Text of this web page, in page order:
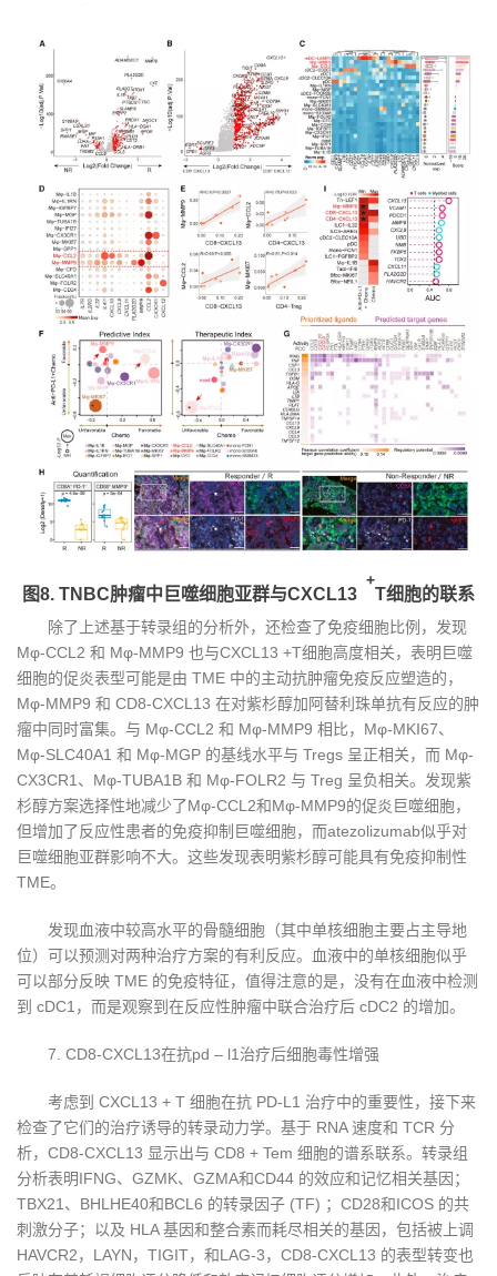
图8. TNBC肿瘤中巨噬细胞亚群与CXCL13
+
T细胞的联系
除了上述基于转录组的分析外，还检查了免疫细胞比例，发现
Mφ-CCL2 和 Mφ-MMP9 也与CXCL13 +T细胞高度相关，表明巨噬
细胞的促炎表型可能是由 TME 中的主动抗肿瘤免疫反应塑造的，
Mφ-MMP9 和 CD8-CXCL13 在对紫杉醇加阿替利珠单抗有反应的肿
瘤中同时富集。与 Mφ-CCL2 和 Mφ-MMP9 相比，Mφ-MKI67、
Mφ-SLC40A1 和 Mφ-MGP 的基线水平与 Tregs 呈正相关，而 Mφ-
CX3CR1、Mφ-TUBA1B 和 Mφ-FOLR2 与 Treg 呈负相关。发现紫
杉醇方案选择性地减少了Mφ-CCL2和Mφ-MMP9的促炎巨噬细胞，
但增加了反应性患者的免疫抑制巨噬细胞，而atezolizumab似乎对
巨噬细胞亚群影响不大。这些发现表明紫杉醇可能具有免疫抑制性
TME。
发现血液中较高水平的骨髓细胞（其中单核细胞主要占主导地
位）可以预测对两种治疗方案的有利反应。血液中的单核细胞似乎
可以部分反映 TME 的免疫特征，值得注意的是，没有在血液中检测
到 cDC1，而是观察到在反应性肿瘤中联合治疗后 cDC2 的增加。
7. CD8-CXCL13在抗pd – l1治疗后细胞毒性增强
考虑到 CXCL13 + T 细胞在抗 PD-L1 治疗中的重要性，接下来
检查了它们的治疗诱导的转录动力学。基于 RNA 速度和 TCR 分
析，CD8-CXCL13 显示出与 CD8 + Tem 细胞的谱系联系。转录组
分析表明IFNG、GZMK、GZMA和CD44 的效应和记忆相关基因；
TBX21、BHLHE40和BCL6 的转录因子 (TF) ；CD28和ICOS 的共
刺激分子；以及 HLA 基因和整合素而耗尽相关的基因，包括被上调
HAVCR2，LAYN，TIGIT，和LAG-3，CD8-CXCL13 的表型转变也